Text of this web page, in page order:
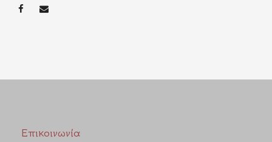
Επικοινωνία